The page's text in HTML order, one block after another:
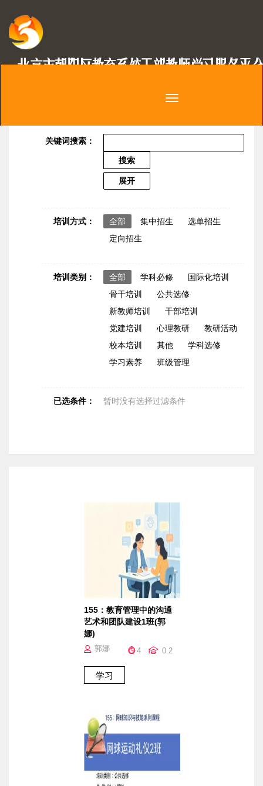
切
航
关键词搜索：
展开
培训方式： 全部 集中招生
选单招生
定向招生
培训类别： 全部 学科必修
国际化培训
骨干培训
公共选修
新教师培训
干部培训
党建培训
心理教研
教研活动
校本培训
其他
学科选修
学习素养
班级管理
已选条件： 暂时没有选择过滤条件
155：教育管理中的沟通
艺术和团队建设1班(郭
娜)
郭娜 4 0.2